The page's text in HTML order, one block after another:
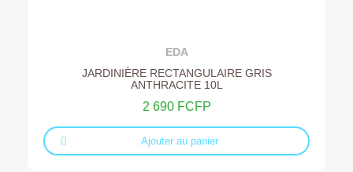
Ajouter au devis
EDA
JARDINIÈRE RECTANGULAIRE GRIS
ANTHRACITE 10L
2 690 FCFP
Ajouter au panier